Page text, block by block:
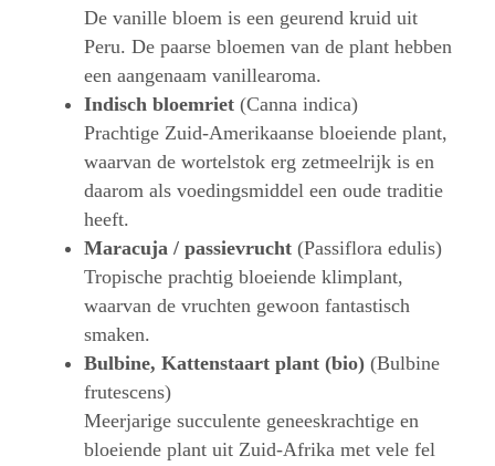
De vanille bloem is een geurend kruid uit
Peru. De paarse bloemen van de plant hebben
een aangenaam vanillearoma.
Indisch bloemriet (Canna indica)
Prachtige Zuid-Amerikaanse bloeiende plant,
waarvan de wortelstok erg zetmeelrijk is en
daarom als voedingsmiddel een oude traditie
heeft.
Maracuja / passievrucht (Passiflora edulis)
Tropische prachtig bloeiende klimplant,
waarvan de vruchten gewoon fantastisch
smaken.
Bulbine, Kattenstaart plant (bio) (Bulbine
frutescens)
Meerjarige succulente geneeskrachtige en
bloeiende plant uit Zuid-Afrika met vele fel